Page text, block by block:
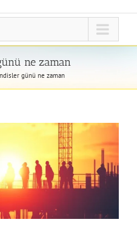
ne zaman
günü ne zaman